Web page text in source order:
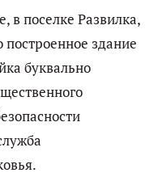
в поселке Развилка,
построенное здание
буквально